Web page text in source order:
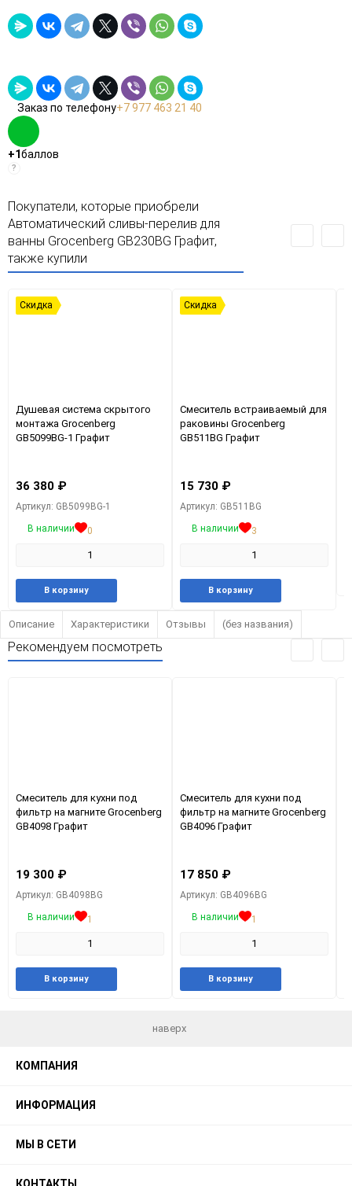
Заказ по телефону+7 977 463 21 40
+1баллов
?
Покупатели, которые приобрели
Автоматический сливы-перелив для
ванны Grocenberg GB230BG Графит,
также купили
Скидка
Душевая система скрытого
монтажа Grocenberg
GB5099BG-1 Графит
36 380 ₽
Артикул: GB5099BG-1
В наличии
0
избранноесравнению
В корзину
Скидка
Смеситель встраиваемый для
раковины Grocenberg
GB511BG Графит
15 730 ₽
Артикул: GB511BG
В наличии
3
избранное
В корзину
Описание Характеристики Отзывы (без названия)
Рекомендуем посмотреть
Смеситель для кухни под
фильтр на магните Grocenberg
GB4098 Графит
19 300 ₽
Артикул: GB4098BG
В наличии
1
В корзину
Смеситель для кухни под
фильтр на магните Grocenberg
GB4096 Графит
17 850 ₽
Артикул: GB4096BG
В наличии
1
В корзину
наверх
КОМПАНИЯ
ИНФОРМАЦИЯ
МЫ В СЕТИ